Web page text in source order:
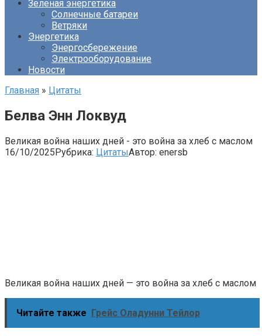
Зеленая энергетика
Солнечные батареи
Ветряки
Энергетика
Энергосбережение
Электрооборудование
Новости
Главная » Цитаты
Белва Энн Локвуд
Великая война наших дней - это война за хлеб с маслом
16/10/2025Рубрика: ЦитатыАвтор: enersb
Великая война наших дней — это война за хлеб с маслом
Читайте также Грейс Оладунни Тейлор